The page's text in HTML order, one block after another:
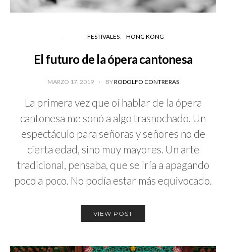
FESTIVALES HONG KONG
El futuro de la ópera cantonesa
MARZO 17, 2019 BYRODOLFO CONTRERAS
La primera vez que oí hablar de la ópera
cantonesa me sonó a algo trasnochado. Un
espectáculo para señoras y señores no de
cierta edad, sino muy mayores. Un arte
tradicional, pensaba, que se iría a apagando
poco a poco. No podía estar más equivocado.
VIEW POST